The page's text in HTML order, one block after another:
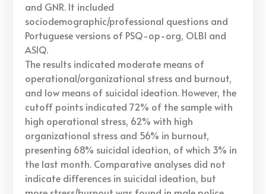
and GNR. It included
sociodemographic/professional questions and
Portuguese versions of PSQ-op-org, OLBI and
ASIQ.
The results indicated moderate means of
operational/organizational stress and burnout,
and low means of suicidal ideation. However, the
cutoff points indicated 72% of the sample with
high operational stress, 62% with high
organizational stress and 56% in burnout,
presenting 68% suicidal ideation, of which 3% in
the last month. Comparative analyses did not
indicate differences in suicidal ideation, but